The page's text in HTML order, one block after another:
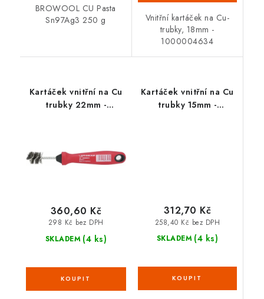
BROWOOL CU Pasta
Sn97Ag3 250 g
Vnitřní kartáček na Cu-
trubky, 18mm -
1000004634
Kartáček vnitřní na Cu
trubky 22mm -
SKLADEM (4 ks)
298 Kč bez DPH
360,60 Kč
Kartáček vnitřní na Cu
trubky 15mm -
SKLADEM (4 ks)
258,40 Kč bez DPH
312,70 Kč